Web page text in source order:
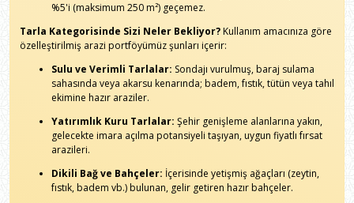
%5'i (maksimum 250 m²) geçemez.
Tarla Kategorisinde Sizi Neler Bekliyor?Kullanım amacınıza göre
özelleştirilmiş arazi portföyümüz şunları içerir:
Sulu ve Verimli Tarlalar: Sondajı vurulmuş, baraj sulama
sahasında veya akarsu kenarında; badem, fıstık, tütün veya tahıl
ekimine hazır araziler.
Yatırımlık Kuru Tarlalar: Şehir genişleme alanlarına yakın,
gelecekte imara açılma potansiyeli taşıyan, uygun fiyatlı fırsat
arazileri.
Dikili Bağ ve Bahçeler: İçerisinde yetişmiş ağaçları (zeytin,
fıstık, badem vb.) bulunan, gelir getiren hazır bahçeler.